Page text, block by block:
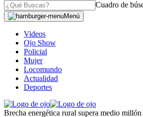
Cuadro de
Menú
Videos
Ojo Show
Policial
Mujer
Locomundo
Actualidad
Deportes
Brecha energética rural supera medio